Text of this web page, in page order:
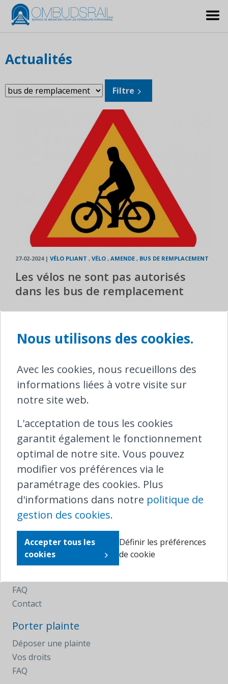
Actualités
Filtrer
les
Filtre
27-02-2024 | VÉLO PLIANT , VÉLO , AMENDE , BUS DE REMPLACEMENT
Les vélos ne sont pas autorisés
dans les bus de remplacement
Contact Ombudsrail
North Gate II,
Boulevard du Roi Albert II 8/5
1000 Bruxelles
T0800 25 095 (intérieur)
T+32 2 221 04 11 (depuis l'étranger)
plaintes@ombudsrail.be
Naviguer
Service de médiation
Vos droits
FAQ
Contact
Porter plainte
Déposer une plainte
Vos droits
FAQ
Nous utilisons des cookies.
Avec les cookies, nous recueillons des
informations liées à votre visite sur
notre site web.
L'acceptation de tous les cookies
garantit également le fonctionnement
optimal de notre site. Vous pouvez
modifier vos préférences via le
paramétrage des cookies. Plus
d'informations dans notre politique de
gestion des cookies.
Accepter tous les
cookies
Définir les préférences
de cookie